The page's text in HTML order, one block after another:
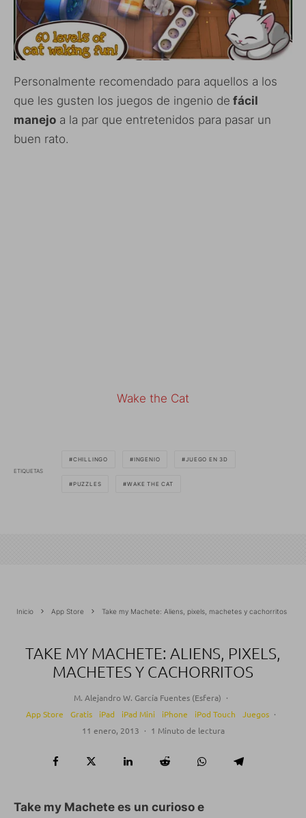
Personalmente recomendado para aquellos a los
que les gusten los juegos de ingenio de fácil
manejo a la par que entretenidos para pasar un
buen rato.
Wake the Cat
ETIQUETAS
CHILLINGO INGENIO JUEGO EN 3D
PUZZLES WAKE THE CAT
Inicio App Store Take my Machete: Aliens, pixels, machetes y cachorritos
TAKE MY MACHETE: ALIENS, PIXELS,
MACHETES Y CACHORRITOS
M. Alejandro W. García Fuentes (Esfera) ·
App Store
Gratis iPad iPad Mini iPhone iPod Touch Juegos ·
11 enero, 2013 · 1 Minuto de lectura
Take my Machete es un curioso e